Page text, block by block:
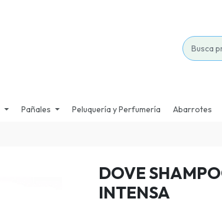
Pañales Peluquería y Perfumería Abarrotes
DOVE
INTENSA